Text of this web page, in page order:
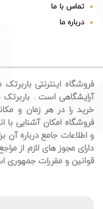
تماس با ما
درباره ما
فروشگاه اینترنتی
آرایشگاهی است .
خرید را در هر زمان و
فروشگاه امکان آشنایی با
و اطلاعات جامع درباره
دارای مجوز های لازم از
قوانین و مقررات جمهوری